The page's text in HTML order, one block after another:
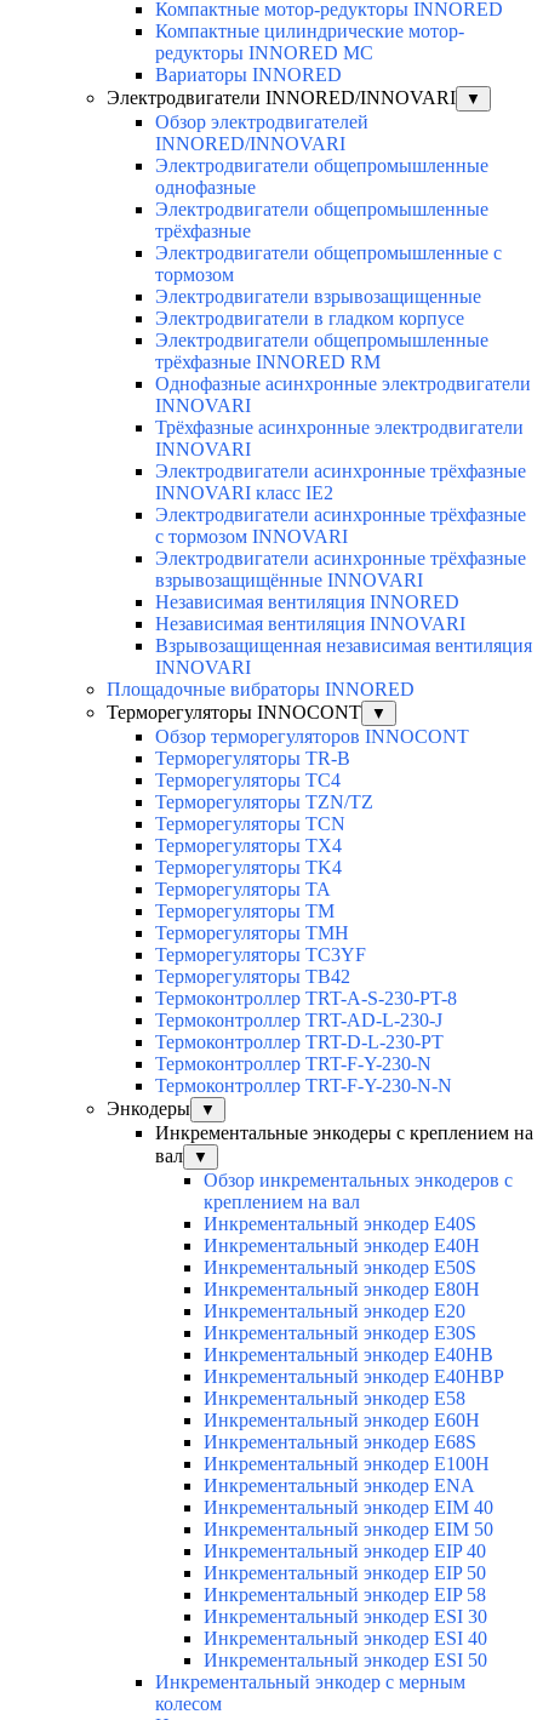
Компактные мотор-редукторы INNORED
Компактные цилиндрические мотор-
редукторы INNORED MC
Вариаторы INNORED
Электродвигатели INNORED/INNOVARI
▼
Обзор электродвигателей
INNORED/INNOVARI
Электродвигатели общепромышленные
однофазные
Электродвигатели общепромышленные
трёхфазные
Электродвигатели общепромышленные с
тормозом
Электродвигатели взрывозащищенные
Электродвигатели в гладком корпусе
Электродвигатели общепромышленные
трёхфазные INNORED RM
Однофазные асинхронные электродвигатели
INNOVARI
Трёхфазные асинхронные электродвигатели
INNOVARI
Электродвигатели асинхронные трёхфазные
INNOVARI класс IE2
Электродвигатели асинхронные трёхфазные
с тормозом INNOVARI
Электродвигатели асинхронные трёхфазные
взрывозащищённые INNOVARI
Независимая вентиляция INNORED
Независимая вентиляция INNOVARI
Взрывозащищенная независимая вентиляция
INNOVARI
Площадочные вибраторы INNORED
Терморегуляторы INNOCONT
▼
Обзор терморегуляторов INNOCONT
Терморегуляторы TR-B
Терморегуляторы TC4
Терморегуляторы TZN/TZ
Терморегуляторы TCN
Терморегуляторы TX4
Терморегуляторы TK4
Терморегуляторы TA
Терморегуляторы TM
Терморегуляторы TMH
Терморегуляторы TC3YF
Терморегуляторы TB42
Термоконтроллер TRT-A-S-230-PT-8
Термоконтроллер TRT-AD-L-230-J
Термоконтроллер TRT-D-L-230-PT
Термоконтроллер TRT-F-Y-230-N
Термоконтроллер TRT-F-Y-230-N-N
Энкодеры
▼
Инкрементальные энкодеры с креплением на
вал
▼
Обзор инкрементальных энкодеров с
креплением на вал
Инкрементальный энкодер E40S
Инкрементальный энкодер E40H
Инкрементальный энкодер E50S
Инкрементальный энкодер E80H
Инкрементальный энкодер E20
Инкрементальный энкодер E30S
Инкрементальный энкодер E40HB
Инкрементальный энкодер E40HBP
Инкрементальный энкодер E58
Инкрементальный энкодер E60H
Инкрементальный энкодер E68S
Инкрементальный энкодер E100H
Инкрементальный энкодер ENA
Инкрементальный энкодер EIM 40
Инкрементальный энкодер EIM 50
Инкрементальный энкодер EIP 40
Инкрементальный энкодер EIP 50
Инкрементальный энкодер EIP 58
Инкрементальный энкодер ESI 30
Инкрементальный энкодер ESI 40
Инкрементальный энкодер ESI 50
Инкрементальный энкодер с мерным
колесом